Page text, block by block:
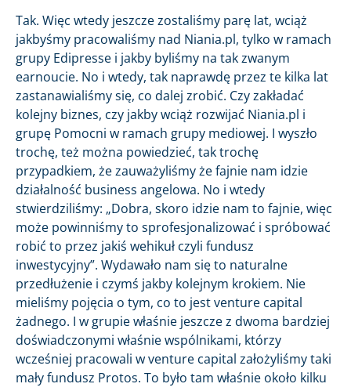
Tak. Więc wtedy jeszcze zostaliśmy parę lat, wciąż
jakbyśmy pracowaliśmy nad Niania.pl, tylko w ramach
grupy Edipresse i jakby byliśmy na tak zwanym
earnoucie. No i wtedy, tak naprawdę przez te kilka lat
zastanawialiśmy się, co dalej zrobić. Czy zakładać
kolejny biznes, czy jakby wciąż rozwijać Niania.pl i
grupę Pomocni w ramach grupy mediowej. I wyszło
trochę, też można powiedzieć, tak trochę
przypadkiem, że zauważyliśmy że fajnie nam idzie
działalność business angelowa. No i wtedy
stwierdziliśmy: „Dobra, skoro idzie nam to fajnie, więc
może powinniśmy to sprofesjonalizować i spróbować
robić to przez jakiś wehikuł czyli fundusz
inwestycyjny”. Wydawało nam się to naturalne
przedłużenie i czymś jakby kolejnym krokiem. Nie
mieliśmy pojęcia o tym, co to jest venture capital
żadnego. I w grupie właśnie jeszcze z dwoma bardziej
doświadczonymi właśnie wspólnikami, którzy
wcześniej pracowali w venture capital założyliśmy taki
mały fundusz Protos. To było tam właśnie około kilku